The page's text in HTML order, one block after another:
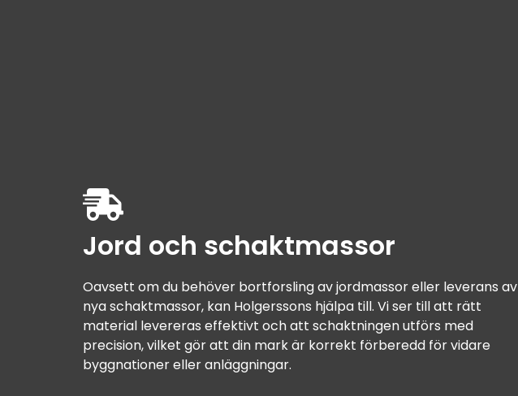
Jord och schaktmassor
Oavsett om du behöver bortforsling av jordmassor eller leverans av
nya schaktmassor, kan Holgerssons hjälpa till. Vi ser till att rätt
material levereras effektivt och att schaktningen utförs med
precision, vilket gör att din mark är korrekt förberedd för vidare
byggnationer eller anläggningar.